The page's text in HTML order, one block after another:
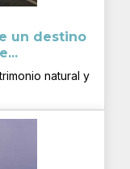
un destino
natural y